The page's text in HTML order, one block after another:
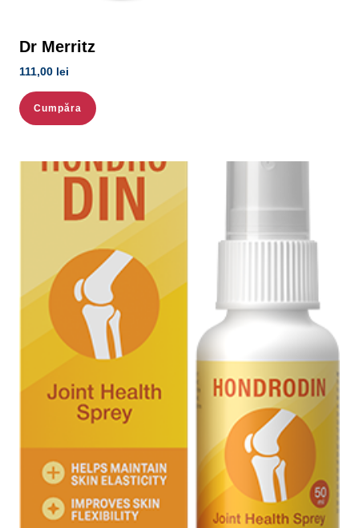
Dr Merritz
111,00 lei
Cumpăra